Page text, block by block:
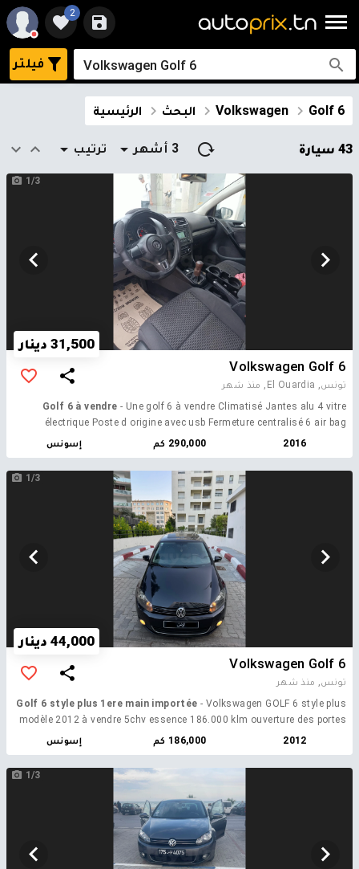
2
فيلتر
الرئيسية البحث Volkswagen Golf 6
43 سيارة 3 أشهر ترتيب
1/3
31,500 دينار
Volkswagen Golf 6
تونس, El Ouardia,
منذ شهر
Golf 6 à vendre - Une golf 6 à vendre Climatisé Jantes alu 4 vitre
électrique Poste d origine avec usb Fermeture centralisé 6 air bag
2016
290,000 كم إسونس
1/3
44,000 دينار
Volkswagen Golf 6
تونس, منذ شهر
Golf 6 style plus 1ere main importée - Volkswagen GOLF 6 style plus
modèle 2012 à vendre 5chv essence 186.000 klm ouverture des portes
avec empreinte Démarrage avec bouton star and stop Toit ouvrant
Vitre sont d’origine Poste, chargeur six CD avec Bluetooth intégré
2012 186,000 كم إسونس
1/3